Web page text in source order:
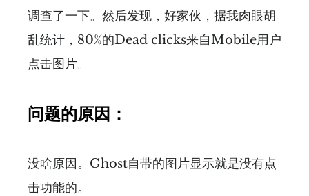
调查了一下。然后发现，好家伙，据我肉眼胡
乱统计，80%的Dead clicks来自Mobile用户
点击图片。
问题的原因：
没啥原因。Ghost自带的图片显示就是没有点
击功能的。